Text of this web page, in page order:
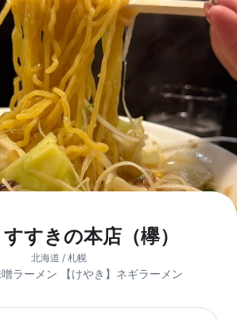
すきの本店（欅）
北海道 / 札幌
噌ラーメン 【けやき】ネギラーメン